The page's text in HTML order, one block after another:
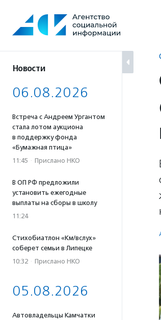
содержанию
Новости
06.08.2026
Встреча с Андреем Ургантом
стала лотом аукциона
в поддержку фонда
«Бумажная птица»
11:45 · Прислано НКО
В ОП РФ предложили
установить ежегодные
выплаты на сборы в школу
11:24
Стихобиатлон «Км/вслух»
соберет семьи в Липецке
10:32 · Прислано НКО
05.08.2026
Автовладельцы Камчатки